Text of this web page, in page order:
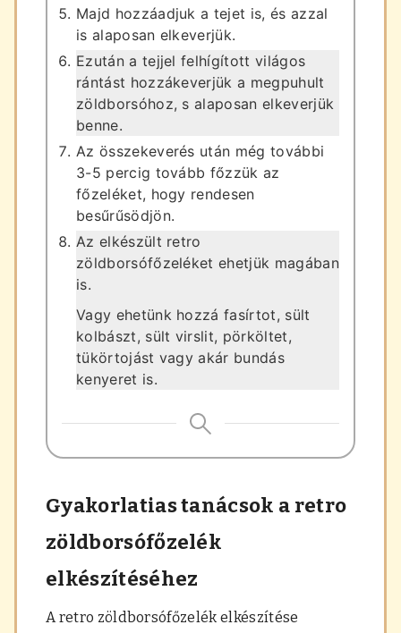
Majd hozzáadjuk a tejet is, és azzal
is alaposan elkeverjük.
Ezután a tejjel felhígított világos
rántást hozzákeverjük a megpuhult
zöldborsóhoz, s alaposan elkeverjük
benne.
Az összekeverés után még további
3-5 percig tovább főzzük az
főzeléket, hogy rendesen
besűrűsödjön.
Az elkészült retro
zöldborsófőzeléket ehetjük magában
is.
Vagy ehetünk hozzá fasírtot, sült
kolbászt, sült virslit, pörköltet,
tükörtojást vagy akár bundás
kenyeret is.
Gyakorlatias tanácsok a retro
zöldborsófőzelék
elkészítéséhez
A retro zöldborsófőzelék elkészítése